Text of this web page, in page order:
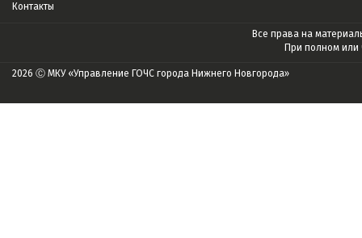
Контакты
Все права на
При полном или
2026 Ⓒ МКУ «Управление ГОЧС города Нижнего Новгорода»